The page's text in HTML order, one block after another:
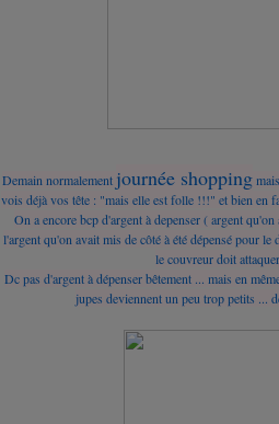
Demain normalement journée shopping
vois déjà vos tête : "mais elle est folle !!!" et bien en
On a encore bcp d'argent à depenser ( argent
l'argent qu'on avait mis de côté à été dépensé pour
le couvreur doit
Dc pas d'argent à dépenser bêtement ... mais en
jupes deviennent un peu trop petits ...